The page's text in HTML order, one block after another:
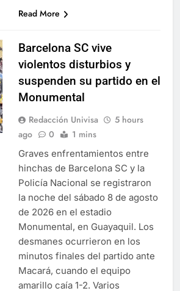
Read More
Barcelona SC vive
violentos disturbios y
suspenden su partido en el
Monumental
Redacción Univisa
5 hours
ago
0 1 mins
Graves enfrentamientos entre
hinchas de Barcelona SC y la
Policía Nacional se registraron
la noche del sábado 8 de agosto
de 2026 en el estadio
Monumental, en Guayaquil. Los
desmanes ocurrieron en los
minutos finales del partido ante
Macará, cuando el equipo
amarillo caía 1-2. Varios